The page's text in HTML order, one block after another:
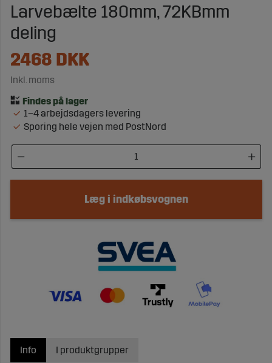
Larvebælte 180mm, 72KBmm
deling
2468 DKK
Inkl. moms
1–4 arbejdsdagers levering
Sporing hele vejen med PostNord
Læg i indkøbsvognen
Info I produktgrupper